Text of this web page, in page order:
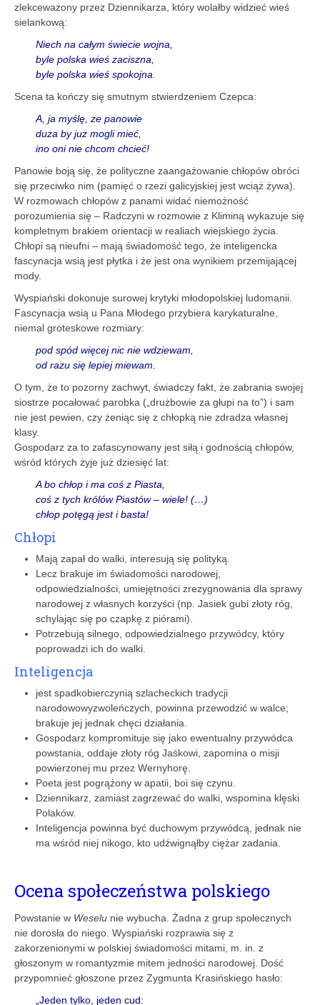
zlekceważony przez Dziennikarza, który wolałby widzieć wieś
sielankową:
Niech na całym świecie wojna,
byle polska wieś zaciszna,
byle polska wieś spokojna.
Scena ta kończy się smutnym stwierdzeniem Czepca:
A, ja myślę, ze panowie
duza by juz mogli mieć,
ino oni nie chcom chcieć!
Panowie boją się, że polityczne zaangażowanie chłopów obróci
się przeciwko nim (pamięć o rzezi galicyjskiej jest wciąż żywa).
W rozmowach chłopów z panami widać niemożność
porozumienia się – Radczyni w rozmowie z Kliminą wykazuje się
kompletnym brakiem orientacji w realiach wiejskiego życia.
Chłopi są nieufni – mają świadomość tego, że inteligencka
fascynacja wsią jest płytka i że jest ona wynikiem przemijającej
mody.
Wyspiański dokonuje surowej krytyki młodopolskiej ludomanii.
Fascynacja wsią u Pana Młodego przybiera karykaturalne,
niemal groteskowe rozmiary:
pod spód więcej nic nie wdziewam,
od razu się lepiej miewam.
O tym, że to pozorny zachwyt, świadczy fakt, że zabrania swojej
siostrze pocałować parobka („drużbowie za głupi na to”) i sam
nie jest pewien, czy żeniąc się z chłopką nie zdradza własnej
klasy.
Gospodarz za to zafascynowany jest siłą i godnością chłopów,
wśród których żyje już dziesięć lat:
A bo chłop i ma coś z Piasta,
coś z tych królów Piastów – wiele! (…)
chłop potęgą jest i basta!
Chłopi
Mają zapał do walki, interesują się polityką.
Lecz brakuje im świadomości narodowej,
odpowiedzialności, umiejętności zrezygnowania dla sprawy
narodowej z własnych korzyści (np. Jasiek gubi złoty róg,
schylając się po czapkę z piórami).
Potrzebują silnego, odpowiedzialnego przywódcy, który
poprowadzi ich do walki.
Inteligencja
jest spadkobierczynią szlacheckich tradycji
narodowowyzwoleńczych, powinna przewodzić w walce;
brakuje jej jednak chęci działania.
Gospodarz kompromituje się jako ewentualny przywódca
powstania, oddaje złoty róg Jaśkowi, zapomina o misji
powierzonej mu przez Wernyhorę.
Poeta jest pogrążony w apatii, boi się czynu.
Dziennikarz, zamiast zagrzewać do walki, wspomina klęski
Polaków.
Inteligencja powinna być duchowym przywódcą, jednak nie
ma wśród niej nikogo, kto udźwignąłby ciężar zadania.
Ocena społeczeństwa polskiego
Powstanie w Weselu nie wybucha. Żadna z grup społecznych
nie dorosła do niego. Wyspiański rozprawia się z
zakorzenionymi w polskiej świadomości mitami, m. in. z
głoszonym w romantyzmie mitem jedności narodowej. Dość
przypomnieć głoszone przez Zygmunta Krasińskiego hasło:
„Jeden tylko, jeden cud: